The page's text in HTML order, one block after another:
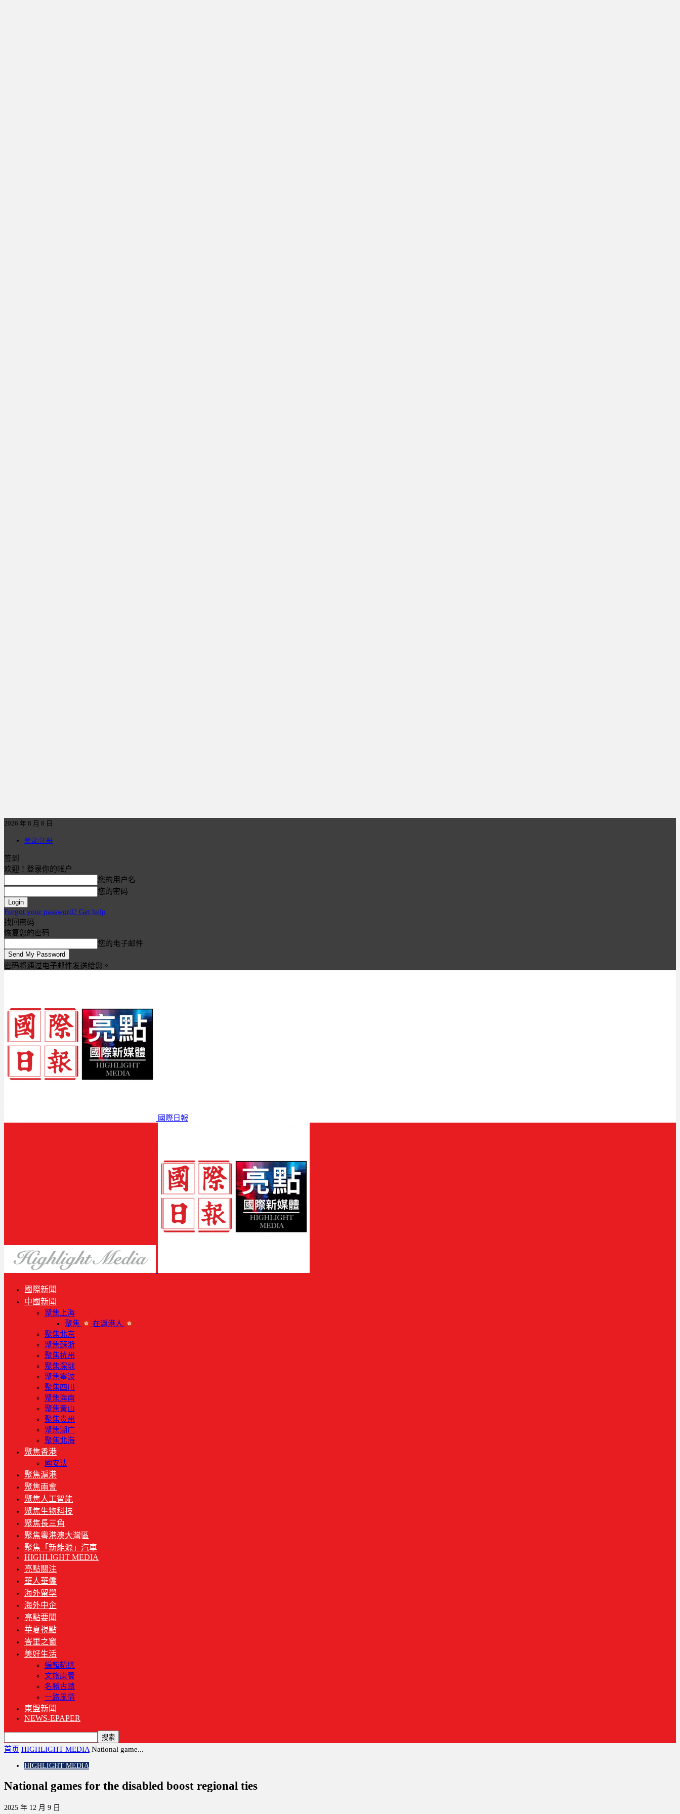
2026 年 8 月 8 日
登录/注册
签到
欢迎！登录你的帐户
您的用户名
您的密码
Forgot your password? Get help
找回密码
恢复您的密码
您的电子邮件
密码将通过电子邮件发送给您。
國際日報
國際新聞
中國新聞
聚焦上海
聚焦
在滬港人
聚焦北京
聚焦蘇浙
聚焦杭州
聚焦深圳
聚焦寧波
聚焦四川
聚焦海南
聚焦黃山
聚焦贵州
聚焦湖广
聚焦北海
聚焦香港
國安法
聚焦滬港
聚焦兩會
聚焦人工智能
聚焦生物科技
聚焦長三角
聚焦粵港澳大灣區
聚焦「新能源」汽車
HIGHLIGHT MEDIA
亮點關注
華人華僑
海外留學
海外中企
亮點要聞
華夏視點
峇里之窗
美好生活
編輯精選
文旅康養
名勝古蹟
一路風情
東盟新聞
NEWS-EPAPER
首页 HIGHLIGHT MEDIA National game...
HIGHLIGHT MEDIA
National games for the disabled boost regional ties
2025 年 12 月 9 日